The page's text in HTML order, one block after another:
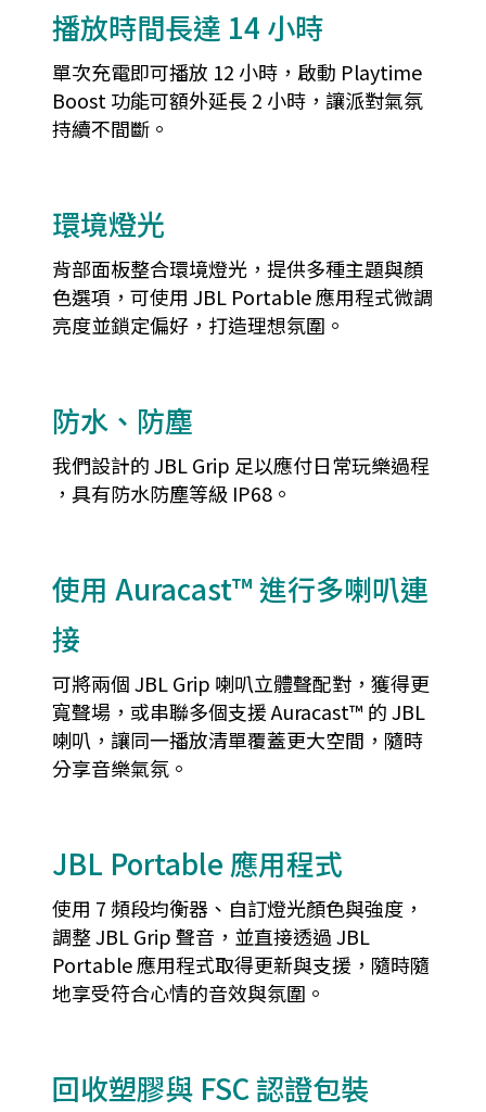
播放時間長達 14 小時
單次充電即可播放 12 小時，啟動 Playtime
Boost 功能可額外延長 2 小時，讓派對氣氛
持續不間斷。
環境燈光
背部面板整合環境燈光，提供多種主題與顏
色選項，可使用 JBL Portable 應用程式微調
亮度並鎖定偏好，打造理想氛圍。
防水、防塵
我們設計的 JBL Grip 足以應付日常玩樂過程
，具有防水防塵等級 IP68。
使用 Auracast™ 進行多喇叭連
接
可將兩個 JBL Grip 喇叭立體聲配對，獲得更
寬聲場，或串聯多個支援 Auracast™ 的 JBL
喇叭，讓同一播放清單覆蓋更大空間，隨時
分享音樂氣氛。
JBL Portable 應用程式
使用 7 頻段均衡器、自訂燈光顏色與強度，
調整 JBL Grip 聲音，並直接透過 JBL
Portable 應用程式取得更新與支援，隨時隨
地享受符合心情的音效與氛圍。
回收塑膠與 FSC 認證包裝